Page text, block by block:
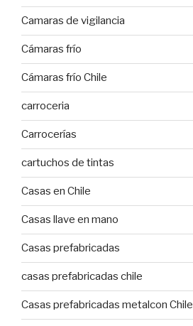
Camaras de vigilancia
Cámaras frío
Cámaras frío Chile
carroceria
Carrocerías
cartuchos de tintas
Casas en Chile
Casas llave en mano
Casas prefabricadas
casas prefabricadas chile
Casas prefabricadas metalcon Chile